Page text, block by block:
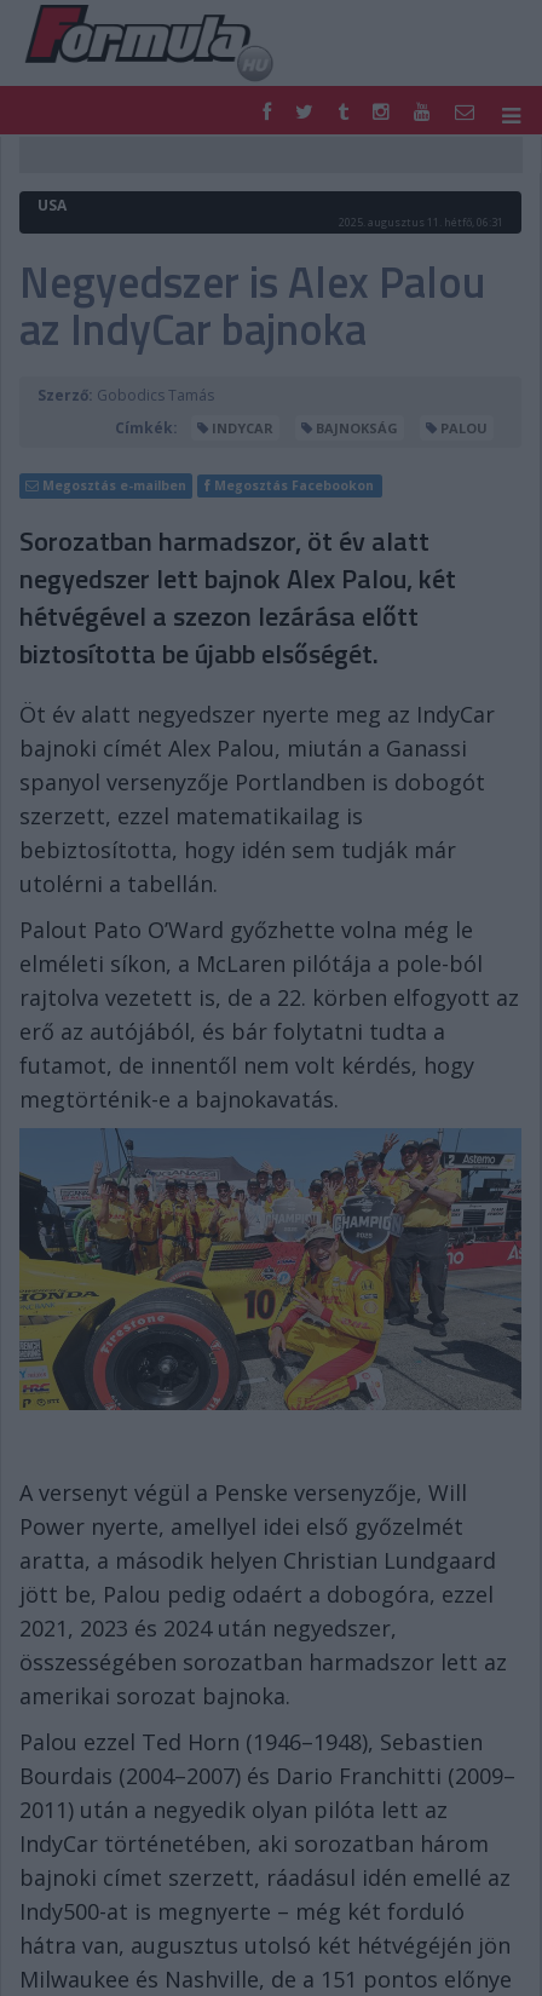
FORMULA
MOTOR
PODCAST
SHOP
TIPPJÁTÉK
DIGITÁLIS MAGAZIN
PONTÁLLÁSOK
USA
2025. augusztus 11. hétfő, 06:31
Negyedszer is Alex Palou
az IndyCar bajnoka
Szerző: Gobodics Tamás
Címkék:
INDYCAR BAJNOKSÁG PALOU
Megosztás e-mailben Megosztás Facebookon
Sorozatban harmadszor, öt év alatt
negyedszer lett bajnok Alex Palou, két
hétvégével a szezon lezárása előtt
biztosította be újabb elsőségét.
Öt év alatt negyedszer nyerte meg az IndyCar
bajnoki címét Alex Palou, miután a Ganassi
spanyol versenyzője Portlandben is dobogót
szerzett, ezzel matematikailag is
bebiztosította, hogy idén sem tudják már
utolérni a tabellán.
Palout Pato O’Ward győzhette volna még le
elméleti síkon, a McLaren pilótája a pole-ból
rajtolva vezetett is, de a 22. körben elfogyott az
erő az autójából, és bár folytatni tudta a
futamot, de innentől nem volt kérdés, hogy
megtörténik-e a bajnokavatás.
A versenyt végül a Penske versenyzője, Will
Power nyerte, amellyel idei első győzelmét
aratta, a második helyen Christian Lundgaard
jött be, Palou pedig odaért a dobogóra, ezzel
2021, 2023 és 2024 után negyedszer,
összességében sorozatban harmadszor lett az
amerikai sorozat bajnoka.
Palou ezzel Ted Horn (1946–1948), Sebastien
Bourdais (2004–2007) és Dario Franchitti (2009–
2011) után a negyedik olyan pilóta lett az
IndyCar történetében, aki sorozatban három
bajnoki címet szerzett, ráadásul idén emellé az
Indy500-at is megnyerte – még két forduló
hátra van, augusztus utolsó két hétvégéjén jön
Milwaukee és Nashville, de a 151 pontos előnye